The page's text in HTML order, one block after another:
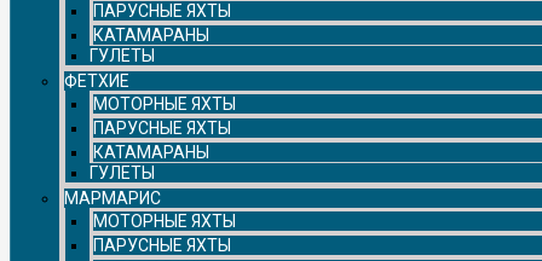
ПАРУСНЫЕ ЯХТЫ
КАТАМАРАНЫ
ГУЛЕТЫ
ФЕТХИЕ
МОТОРНЫЕ ЯХТЫ
ПАРУСНЫЕ ЯХТЫ
КАТАМАРАНЫ
ГУЛЕТЫ
МАРМАРИС
МОТОРНЫЕ ЯХТЫ
ПАРУСНЫЕ ЯХТЫ